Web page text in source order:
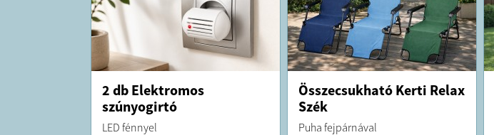
2 db Elektromos
szúnyogirtó
LED fénnyel
Összecsukható Kerti Relax
Szék
Puha fejpárnával